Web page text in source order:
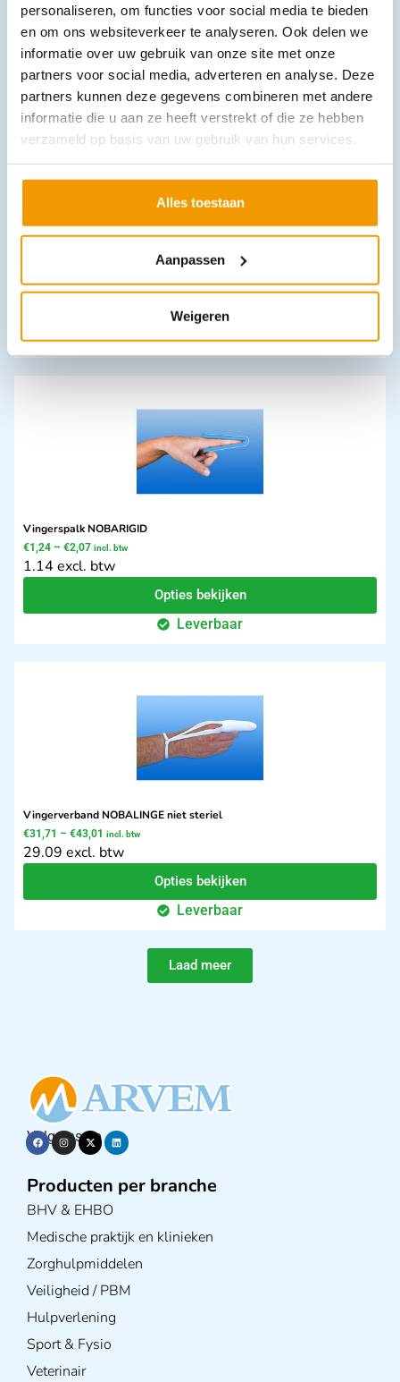
personaliseren, om functies voor social media te bieden
en om ons websiteverkeer te analyseren. Ook delen we
informatie over uw gebruik van onze site met onze
partners voor social media, adverteren en analyse. Deze
partners kunnen deze gegevens combineren met andere
informatie die u aan ze heeft verstrekt of die ze hebben
verzameld op basis van uw gebruik van hun services.
Alles toestaan
Aanpassen
Weigeren
Leverbaar
Azaron tube stick 5.7 gram
6.38 excl. btw
In winkelwagen
Uitverkocht
Vingerspalk NOBARIGID
€1,24 – €2,07 incl. btw
1.14 excl. btw
Opties bekijken
Leverbaar
Vingerverband NOBALINGE niet steriel
€31,71 – €43,01 incl. btw
29.09 excl. btw
Opties bekijken
Leverbaar
Laad meer
Volg ons op
Producten per branche
BHV & EHBO
Medische praktijk en klinieken
Zorghulpmiddelen
Veiligheid / PBM
Hulpverlening
Sport & Fysio
Veterinair